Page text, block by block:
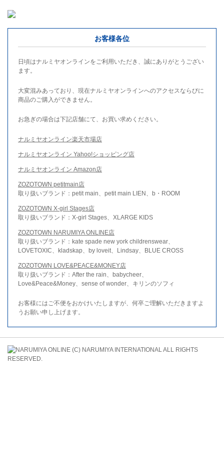
お客様各位
日頃はナルミヤオンラインをご利用いただき、誠にありがとうござい
ます。
大変混みあっており、現在ナルミヤオンラインへのアクセスならびに
商品のご購入ができません。
お急ぎの場合は下記店舗にて、お買い求めください。
ナルミヤオンライン楽天市場店
ナルミヤオンライン Yahoo!ショッピング店
ナルミヤオンライン Amazon店
ZOZOTOWN petitmain店
取り扱いブランド：petit main、petit main LIEN、b・ROOM
ZOZOTOWN X-girl Stages店
取り扱いブランド：X-girl Stages、XLARGE KIDS
ZOZOTOWN NARUMIYA ONLINE店
取り扱いブランド：kate spade new york childrenswear、
LOVETOXIC、kladskap、by loveit、Lindsay、BLUE CROSS
ZOZOTOWN LOVE&PEACE&MONEY店
取り扱いブランド：After the rain、babycheer、
Love&Peace&Money、sense of wonder、キリンのソフィ
お客様にはご不便をおかけいたしますが、何卒ご理解いただきますよ
うお願い申し上げます。